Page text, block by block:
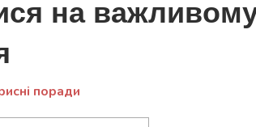
на
поради